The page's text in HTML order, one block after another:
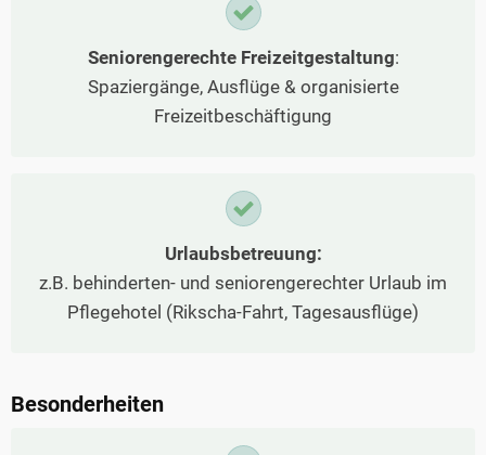
Seniorengerechte Freizeitgestaltung:
Spaziergänge, Ausflüge & organisierte
Freizeitbeschäftigung
Urlaubsbetreuung:
z.B. behinderten- und seniorengerechter Urlaub im
Pflegehotel (Rikscha-Fahrt, Tagesausflüge)
Besonderheiten